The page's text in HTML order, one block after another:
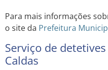
Para mais informações
o site da Prefeitura
Serviço de
Caldas